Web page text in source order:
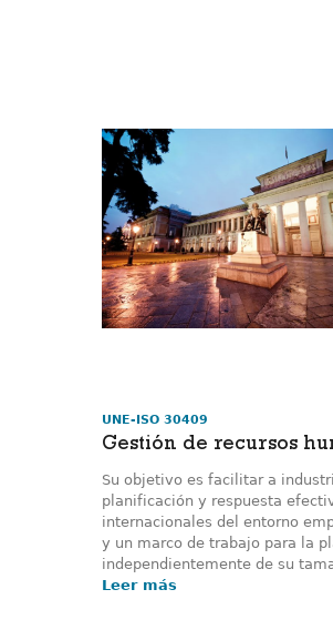
UNE-ISO 30409
Gestión de recursos
Su objetivo es facilitar a
planificación y respuesta
internacionales del entorno
y un marco de trabajo para la
independientemente de su
Leer más